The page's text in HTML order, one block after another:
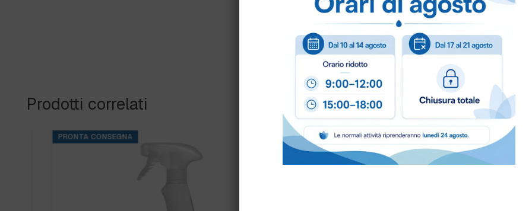
Prodotti correlati
PRONTA CONSEGNA PRONTA CONSEGNA